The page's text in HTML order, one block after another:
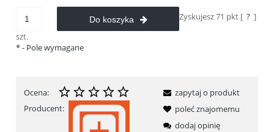
szt.
Do koszyka Zyskujesz71 pkt [ ? ]
*- Pole wymagane
Ocena:
Producent:
zapytaj o produkt
poleć znajomemu
dodaj opinię